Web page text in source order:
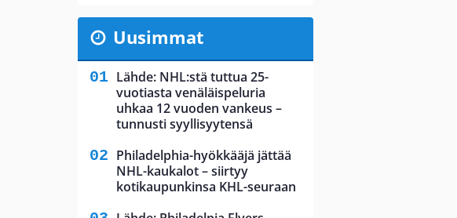
Uusimmat
Lähde: NHL:stä tuttua 25-
vuotiasta venäläispeluria
uhkaa 12 vuoden vankeus –
tunnusti syyllisyytensä
Philadelphia-hyökkääjä jättää
NHL-kaukalot – siirtyy
kotikaupunkinsa KHL-seuraan